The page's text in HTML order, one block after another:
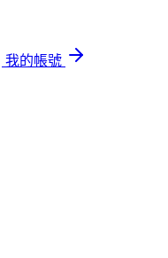
我的帳號